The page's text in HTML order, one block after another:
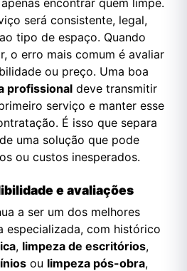
será consistente, legal,
tipo de espaço. Quando
o erro mais comum é avaliar
ou preço. Uma boa
profissional deve transmitir
serviço e manter esse
É isso que separa
uma solução que pode
ou custos inesperados.
e avaliações
a ser um dos melhores
especializada, com histórico
, limpeza de escritórios,
ou limpeza pós-obra,